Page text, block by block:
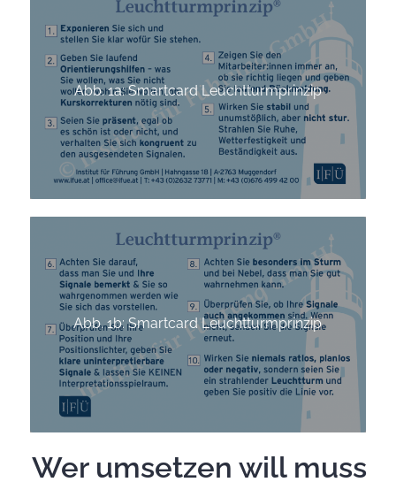
Abb. 1a: Smartcard Leuchtturmprinzip
Abb. 1b: Smartcard Leuchtturmprinzip
Wer umsetzen will muss